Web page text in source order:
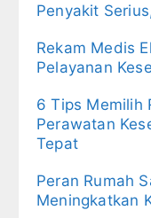
Penyakit
Rekam Medis
Pelayanan
6 Tips Memilih
Perawatan
Tepat
Peran Rumah
Meningkatkan